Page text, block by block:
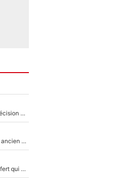
«Il a décidé de rester au PSG» : Les coulisses de la décision de Lucas Chevalier pour son transfert
Après le dérapage de Nelson Monfort sur CNews, un ancien journaliste de France Télévisions relance la polémique sur les incendies en Gironde
Paul Seixas chez UAE avec Tadej Pogacar : Le transfert qui effraie le peloton, «c’est la pire des choses qui puisse arriver»